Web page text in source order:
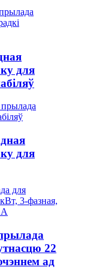
для
для
22
ад